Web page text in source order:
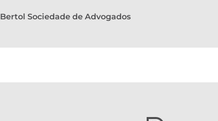
Bertol Sociedade de Advogados